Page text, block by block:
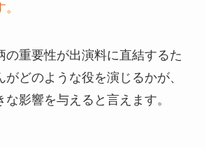
の重要性が出演料に直結するた
どのような役を演じるかが、
影響を与えると言えます。